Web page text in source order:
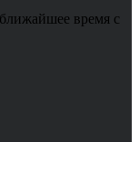
время с